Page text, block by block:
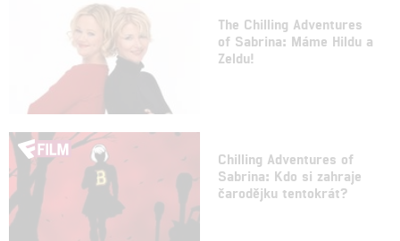
The Chilling Adventures
of Sabrina: Máme Hildu a
Zeldu!
Chilling Adventures of
Sabrina: Kdo si zahraje
čarodějku tentokrát?